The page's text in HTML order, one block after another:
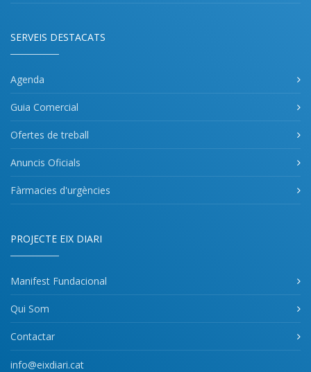
SERVEIS DESTACATS
Agenda
Guia Comercial
Ofertes de treball
Anuncis Oficials
Fàrmacies d'urgències
PROJECTE EIX DIARI
Manifest Fundacional
Qui Som
Contactar
info@eixdiari.cat